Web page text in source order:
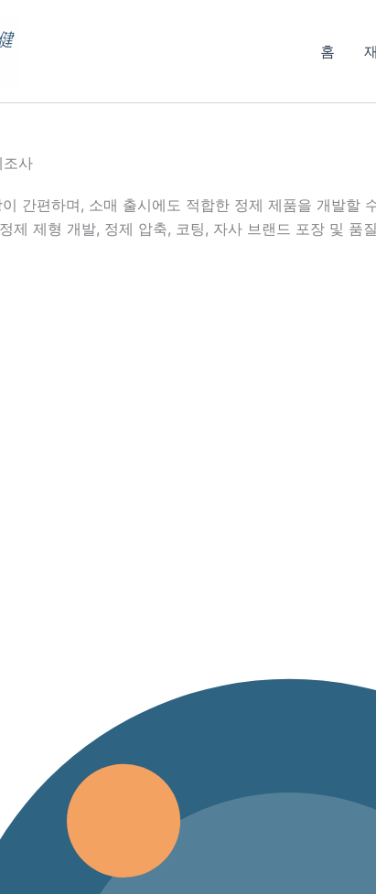
홈
사
간편하며, 소매 출시에도 적합한 정제 제품을 개발
제 제형 개발, 정제 압축, 코팅, 자사 브랜드 포장 및 품